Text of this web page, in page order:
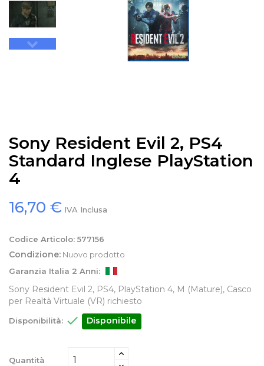
Sony Resident Evil 2, PS4
Standard Inglese PlayStation
4
16,70 € IVA Inclusa
Codice Articolo: 577156
Condizione: Nuovo prodotto
Garanzia Italia 2 Anni:
Sony Resident Evil 2, PS4, PlayStation 4, M (Mature), Casco
per Realtà Virtuale (VR) richiesto
Disponibilità:  Disponibile
Quantità